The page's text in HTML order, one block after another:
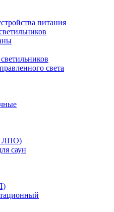
питания
света
ЛПО)
саун